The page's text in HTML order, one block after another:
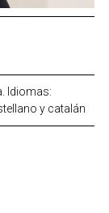
Idiomas:
y catalán